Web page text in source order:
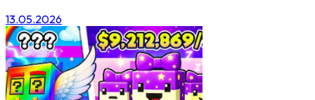
13.05.2026